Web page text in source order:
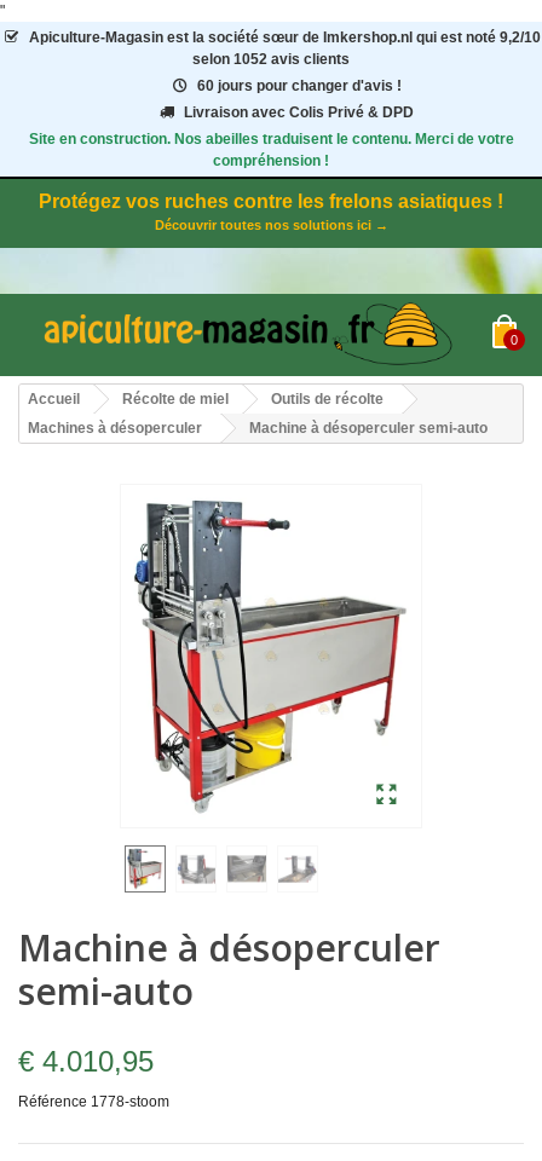
"
Apiculture-Magasinest la société sœur de Imkershop.nl qui est noté 9,2/10
selon 1052 avis clients
60 jours pour changer d'avis !
Livraison avec Colis Privé & DPD
Site en construction. Nos abeilles traduisent le contenu. Merci de votre
compréhension !
Protégez vos ruches contre les frelons asiatiques !
Découvrir toutes nos solutions ici →
0
Accueil Récolte de miel
Outils de récolte
Machines à désoperculer
Machine à désoperculer semi-auto
Machine à désoperculer
semi-auto
€ 4.010,95
Référence 1778-stoom